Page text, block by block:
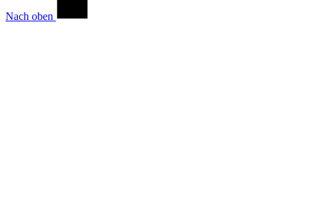
Nach oben